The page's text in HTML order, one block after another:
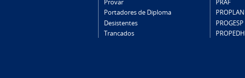
Provar
Portadores de Diploma
Desistentes
Trancados
PRAF
PROPLAN
PROGESP
PROPEDH